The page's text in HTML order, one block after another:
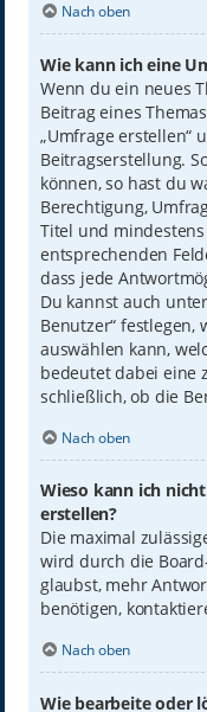
Nach oben
Wie kann ich eine
Wenn du ein neues
Beitrag eines
„Umfrage erstellen“
Beitragserstellung.
können, so hast du
Berechtigung,
Titel und
entsprechenden
dass jede
Du kannst auch
Benutzer“ festlegen,
auswählen kann,
bedeutet dabei eine
schließlich, ob die
Nach oben
Wieso kann ich
erstellen?
Die maximal
wird durch die
glaubst, mehr
benötigen,
Nach oben
Wie bearbeite oder